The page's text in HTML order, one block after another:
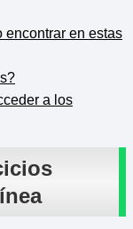
encontrar en estas
a los